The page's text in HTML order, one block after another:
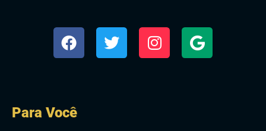
Para Você